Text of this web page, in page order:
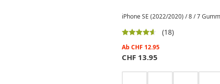
iPhone SE (2022/2020) / 8 / 7
(18)
Ab CHF 12.95
CHF 13.95